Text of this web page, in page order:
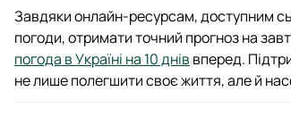
Завдяки онлайн-ресурсам, доступним
погоди, отримати точний прогноз на
погода в Україні на 10 днів вперед.
не лише полегшити своє життя, але й